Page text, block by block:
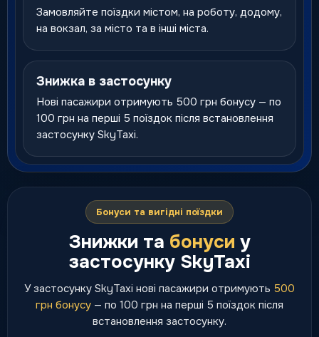
Замовляйте поїздки містом, на роботу, додому,
на вокзал, за місто та в інші міста.
Знижка в застосунку
Нові пасажири отримують 500 грн бонусу — по
100 грн на перші 5 поїздок після встановлення
застосунку SkyTaxi.
Бонуси та вигідні поїздки
Знижки та бонуси у
застосунку SkyTaxi
У застосунку SkyTaxi нові пасажири отримують 500
грн бонусу — по 100 грн на перші 5 поїздок після
встановлення застосунку.